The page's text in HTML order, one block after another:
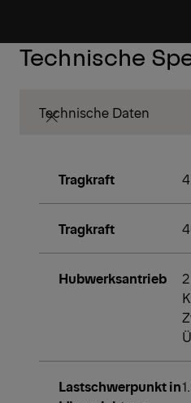
Technische
Technische Daten
Tragkraft
Tragkraft
Hubwerksantrieb
Lastschwerpunkt in